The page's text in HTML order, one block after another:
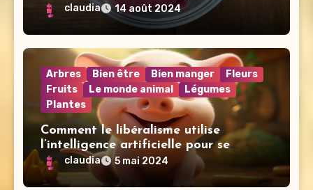
claudia 14 août 2024
Arbres Bien être Bien manger
Fleurs
Fruits
Le monde animal
Légumes
Plantes
Comment le libéralisme utilise
l’intelligence artificielle pour se
nourrir.claudia 5 mai 2024